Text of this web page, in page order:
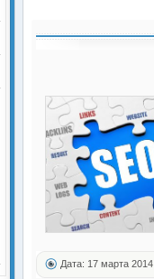
Дата: 17 марта 2014